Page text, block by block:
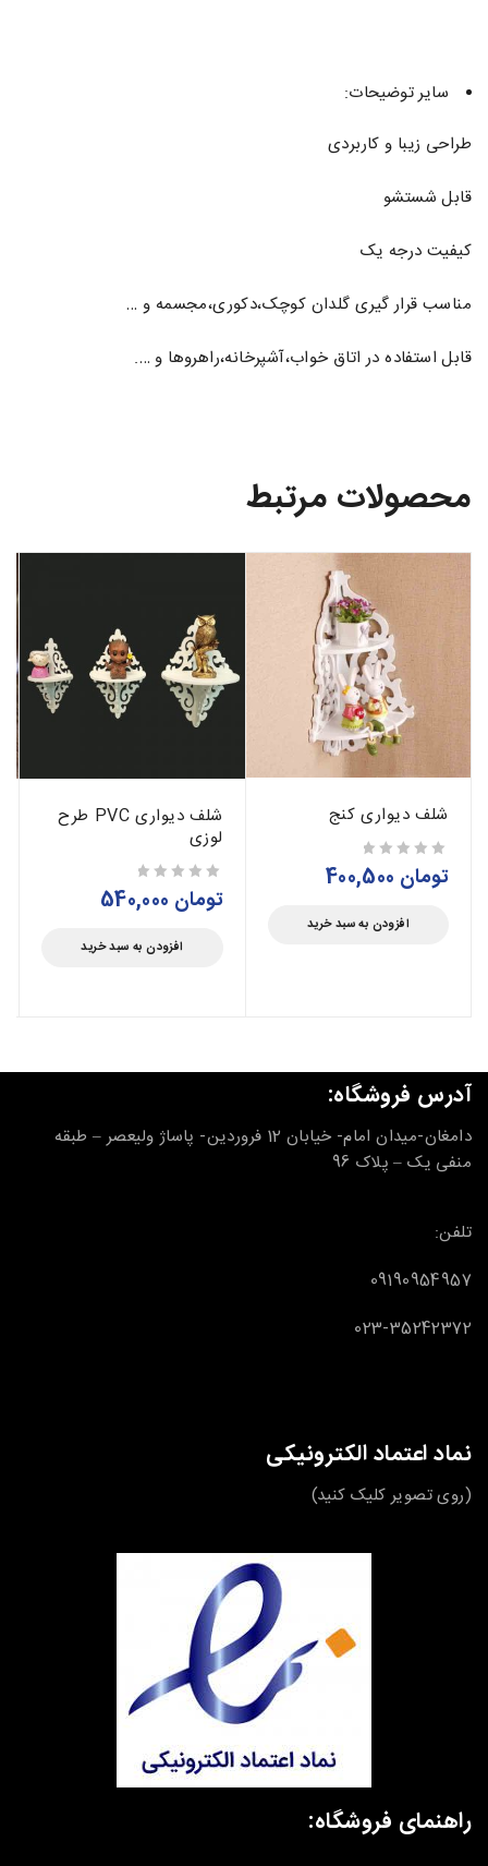
سایر توضیحات:
طراحی زیبا و کاربردی
قابل شستشو
کیفیت درجه یک
مناسب قرار گیری گلدان کوچک،دکوری،مجسمه و …
قابل استفاده در اتاق خواب،آشپرخانه،راهروها و ….
محصولات مرتبط
شلف دیواری کنج
تومان
افزودن به سبد خرید
شلف دیواری PVC طرح
لوزی
تومان
افزودن به سبد خرید
آدرس فروشگاه:
دامغان-میدان امام- خیابان 12 فروردین- پاساژ ولیعصر – طبقه
منفی یک – پلاک 96
تلفن:
09190954957
023-35242372
نماد اعتماد الکترونیکی
(روی تصویر کلیک کنید)
راهنمای فروشگاه: